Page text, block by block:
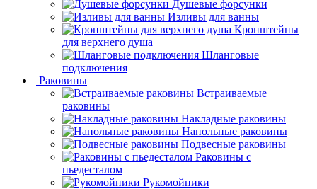
Душевые форсунки
Изливы для ванны
Кронштейны
для верхнего душа
Шланговые
подключения
Раковины
Встраиваемые
раковины
Накладные раковины
Напольные раковины
Подвесные раковины
Раковины с
пьедесталом
Рукомойники